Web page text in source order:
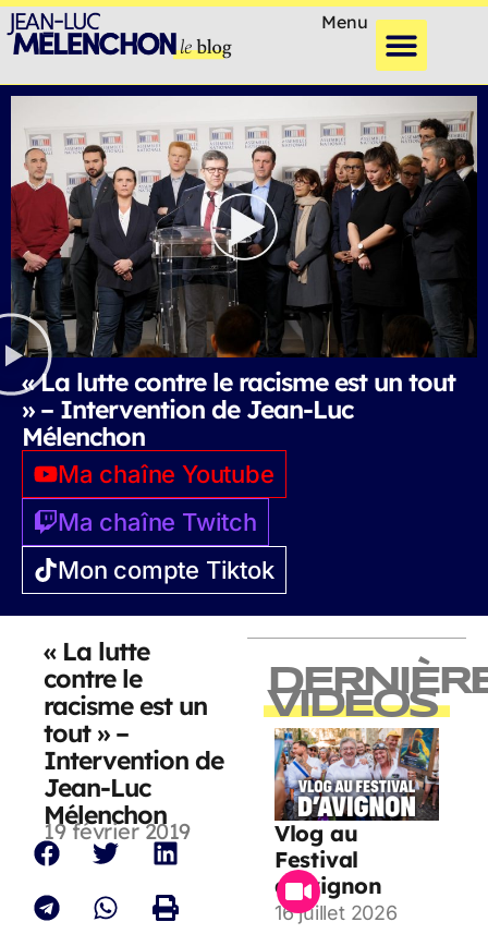
Menu
« La lutte contre le racisme est un tout
» – Intervention de Jean-Luc
Mélenchon
Ma chaîne Youtube
Ma chaîne Twitch
Mon compte Tiktok
« La lutte
contre le
racisme est un
tout » –
Intervention de
Jean-Luc
Mélenchon
19 février 2019
VIDEOS
Vlog au
Festival
d’Avignon
16 juillet 2026